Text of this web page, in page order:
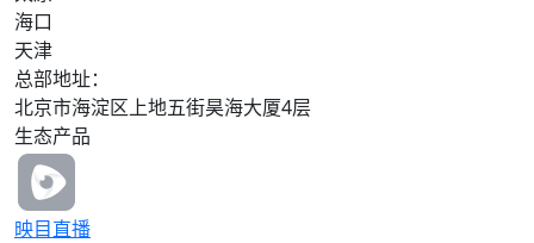
同探讨美妆行业的现在与未来。 !
[Description]
(https://s.tuwenzhibo.com//gw/image/png/20260210/033655/
映目为本次美妆年会提供全方位、高
品质的影像服务，包括专业照片直
播、多机位摄影团队与资深修图师协
同作业，以稳定流畅视频直播与多平
台推流服务，全面记录并实时呈现年
会的每一个精彩瞬间。 **▪ 2025华
人美学牙科学会第十一次年会** 10
月19-21日，2025华人美学牙科学会
海口
天津
总部地址：
北京市海淀区上地五街昊海大厦4层
生态产品
映目直播